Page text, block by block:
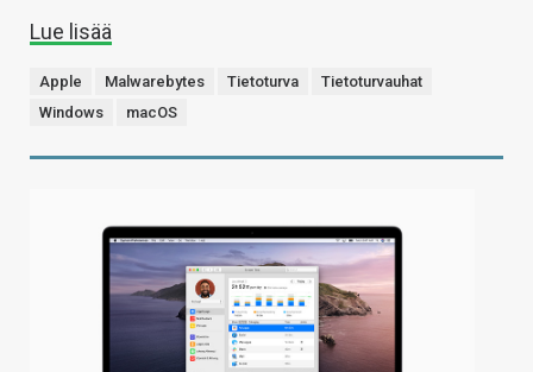
Lue lisää
Apple Malwarebytes Tietoturva
Tietoturvauhat
Windows
macOS